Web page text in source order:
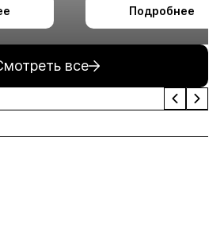
измельчения
Подробнее
все